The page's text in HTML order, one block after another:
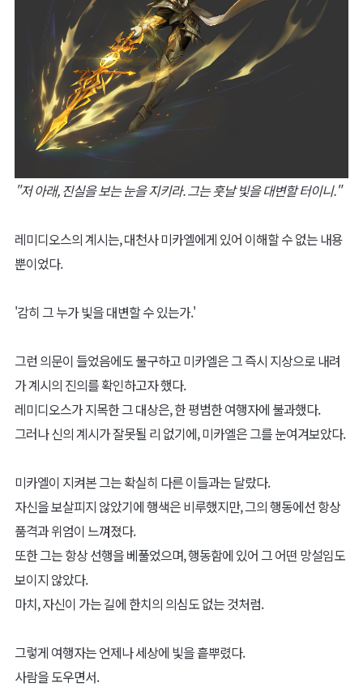
"저 아래, 진실을 보는 눈을 지키라. 그는 훗날 빛을 대변할 터이니."
레미디오스의 계시는, 대천사 미카엘에게 있어 이해할 수 없는 내용
뿐이었다.
'감히 그 누가 빛을 대변할 수 있는가.'
그런 의문이 들었음에도 불구하고 미카엘은 그 즉시 지상으로 내려
가 계시의 진의를 확인하고자 했다.
레미디오스가 지목한 그 대상은, 한 평범한 여행자에 불과했다.
그러나 신의 계시가 잘못될 리 없기에, 미카엘은 그를 눈여겨보았다.
미카엘이 지켜본 그는 확실히 다른 이들과는 달랐다.
자신을 보살피지 않았기에 행색은 비루했지만, 그의 행동에선 항상
품격과 위엄이 느껴졌다.
또한 그는 항상 선행을 베풀었으며, 행동함에 있어 그 어떤 망설임도
보이지 않았다.
마치, 자신이 가는 길에 한치의 의심도 없는 것처럼.
그렇게 여행자는 언제나 세상에 빛을 흩뿌렸다.
사람을 도우면서.